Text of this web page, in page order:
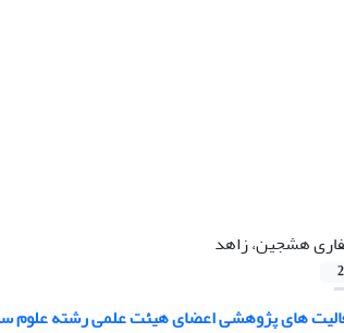
هشجین، زاهد
2
های پژوهشی اعضای هیئت علمی رشته علوم